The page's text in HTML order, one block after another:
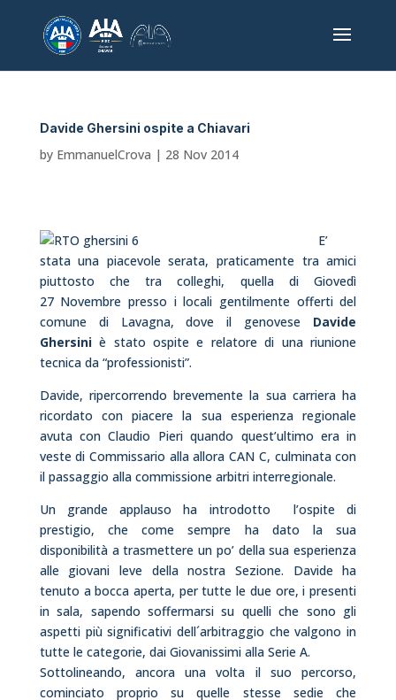
Davide Ghersini ospite a Chiavari
by EmmanuelCrova | 28 Nov 2014
E’
stata una piacevole serata, praticamente tra amici
piuttosto che tra colleghi, quella di Giovedì
27 Novembre presso i locali gentilmente offerti del
comune di Lavagna, dove il genovese Davide
Ghersiniè stato ospite e relatore di una riunione
tecnica da “professionisti”.
Davide, ripercorrendo brevemente la sua carriera ha
ricordato con piacere la sua esperienza regionale
avuta con Claudio Pieri quando quest’ultimo era in
veste di Commissario alla allora CAN C, culminata con
il passaggio alla commissione arbitri interregionale.
Un grande applauso ha introdotto l’ospite di
prestigio, che come sempre ha dato la sua
disponibilità a trasmettere un po’ della sua esperienza
alle giovani leve della nostra Sezione. Davide ha
tenuto a bocca aperta, per tutte le due ore, i presenti
in sala, sapendo soffermarsi su quelli che sono gli
aspetti più significativi dell´arbitraggio che valgono in
tutte le categorie, dai Giovanissimi alla Serie A.
Sottolineando, ancora una volta il suo percorso,
cominciato proprio su quelle stesse sedie che